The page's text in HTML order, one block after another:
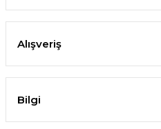
Alışveriş
Bilgi